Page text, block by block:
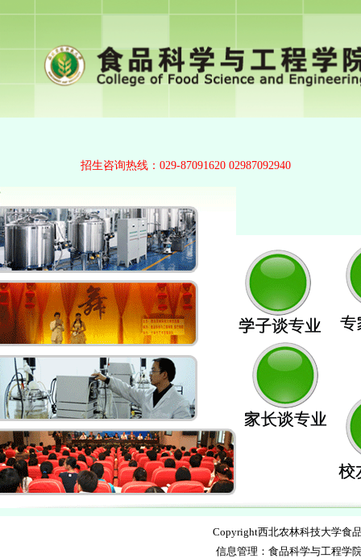
招生咨询热线：029-87091620 02987092940
Copyright西北农林科技大学食
信息管理：食品科学与工程学